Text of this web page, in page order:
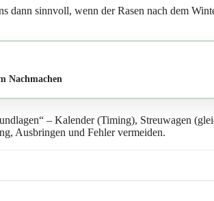
dann sinnvoll, wenn der Rasen nach dem
Nachmachen
Ausbringen und Fehler vermeiden.